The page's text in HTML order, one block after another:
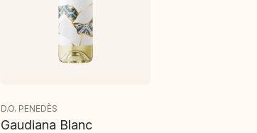
D.O. PENEDÈS
Gaudiana Blanc